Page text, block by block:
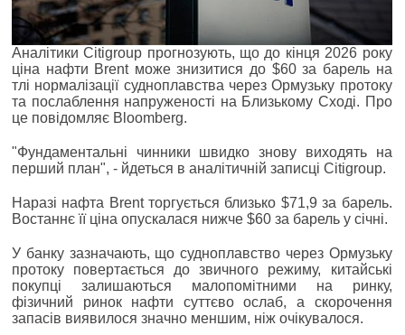
Аналітики Citigroup прогнозують, що до кінця 2026 року
ціна нафти Brent може знизитися до $60 за барель на
тлі нормалізації судноплавства через Ормузьку протоку
та послаблення напруженості на Близькому Сході. Про
це повідомляє Bloomberg.
"Фундаментальні чинники швидко знову виходять на
перший план", - йдеться в аналітичній записці Citigroup.
Наразі нафта Brent торгується близько $71,9 за барель.
Востаннє її ціна опускалася нижче $60 за барель у січні.
У банку зазначають, що судноплавство через Ормузьку
протоку повертається до звичного режиму, китайські
покупці залишаються малопомітними на ринку,
фізичний ринок нафти суттєво ослаб, а скорочення
запасів виявилося значно меншим, ніж очікувалося.